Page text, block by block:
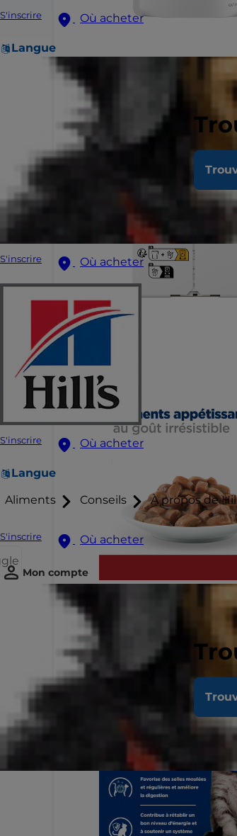
S'inscrire Où acheter
Langue
S'inscrire Où acheter
S'inscrire Où acheter
Langue
Aliments Conseils À propos de
S'inscrire
Où acheter
Mon compte